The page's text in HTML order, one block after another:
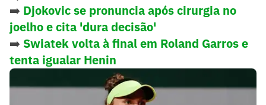
➡️ Djokovic se pronuncia após cirurgia no
joelho e cita 'dura decisão'
➡️ Swiatek volta à final em Roland Garros e
tenta igualar Henin